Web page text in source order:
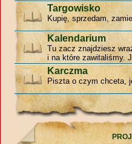
Targowisko
Kupię, sprzedam,
Kalendarium
Tu zacz znajdziesz
i na które zawitaliśmy.
Karczma
Piszta o czym chceta,